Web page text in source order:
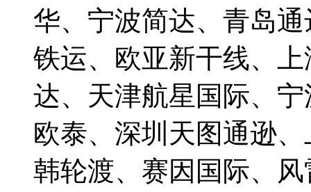
华、宁波简达、青岛
铁运、欧亚新干线、
达、天津航星国际、
欧泰、深圳天图通逊
韩轮渡、赛因国际、